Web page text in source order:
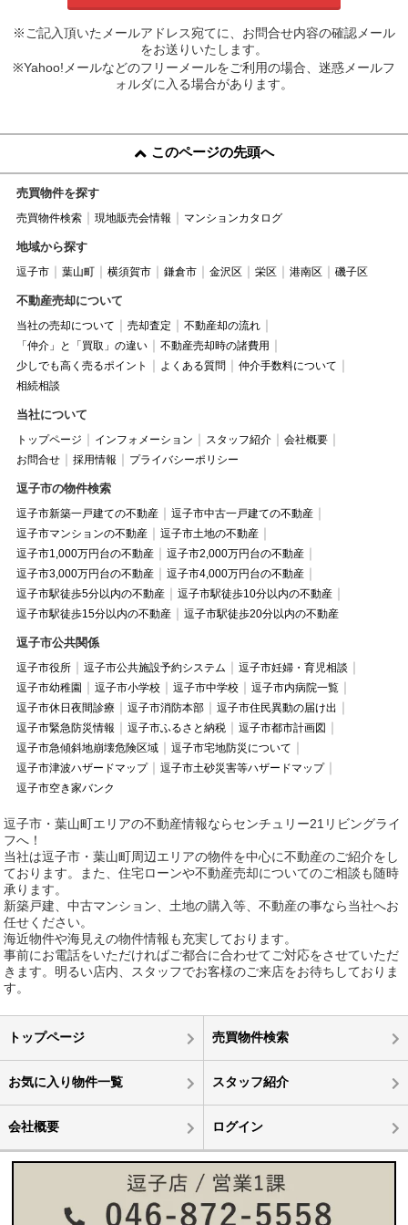
※ご記入頂いたメールアドレス宛てに、お問合せ内容の確認メール
をお送りいたします。
※Yahoo!メールなどのフリーメールをご利用の場合、迷惑メールフ
ォルダに入る場合があります。
このページの先頭へ
売買物件を探す
売買物件検索 現地販売会情報 マンションカタログ
地域から探す
逗子市 葉山町 横須賀市 鎌倉市 金沢区 栄区 港南区 磯子区
不動産売却について
当社の売却について 売却査定
不動産却の流れ
「仲介」と「買取」の違い
不動産売却時の諸費用
少しでも高く売るポイント
よくある質問
仲介手数料について
相続相談
当社について
トップページ インフォメーション スタッフ紹介
会社概要
お問合せ
採用情報 プライバシーポリシー
逗子市の物件検索
逗子市新築一戸建ての不動産
逗子市中古一戸建ての不動産
逗子市マンションの不動産
逗子市土地の不動産
逗子市1,000万円台の不動産
逗子市2,000万円台の不動産
逗子市3,000万円台の不動産
逗子市4,000万円台の不動産
逗子市駅徒歩5分以内の不動産
逗子市駅徒歩10分以内の不動産
逗子市駅徒歩15分以内の不動産
逗子市駅徒歩20分以内の不動産
逗子市公共関係
逗子市役所 逗子市公共施設予約システム
逗子市妊婦・育児相談
逗子市幼稚園
逗子市小学校 逗子市中学校
逗子市内病院一覧
逗子市休日夜間診療
逗子市消防本部
逗子市住民異動の届け出
逗子市緊急防災情報
逗子市ふるさと納税
逗子市都市計画図
逗子市急傾斜地崩壊危険区域
逗子市宅地防災について
逗子市津波ハザードマップ
逗子市土砂災害等ハザードマップ
逗子市空き家バンク
逗子市・葉山町エリアの不動産情報ならセンチュリー21リビングライ
フへ！
当社は逗子市・葉山町周辺エリアの物件を中心に不動産のご紹介をし
ております。また、住宅ローンや不動産売却についてのご相談も随時
承ります。
新築戸建、中古マンション、土地の購入等、不動産の事なら当社へお
任せください。
海近物件や海見えの物件情報も充実しております。
事前にお電話をいただければご都合に合わせてご対応をさせていただ
きます。明るい店内、スタッフでお客様のご来店をお待ちしておりま
す。
トップページ 売買物件検索
お気に入り物件一覧 スタッフ紹介
会社概要 ログイン